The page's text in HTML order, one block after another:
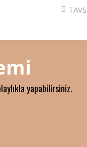
yapabilirsiniz.